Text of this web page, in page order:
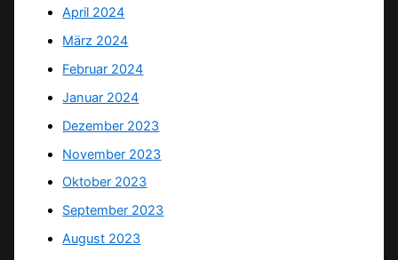
April 2024
März 2024
Februar 2024
Januar 2024
Dezember 2023
November 2023
Oktober 2023
September 2023
August 2023